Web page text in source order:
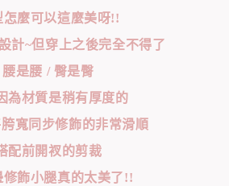
怎麼可以這麼美呀!!
計~但穿上之後完全不得了
腰是腰 / 臀是臀
為材質是稍有厚度的
寬同步修飾的非常滑順
配前開衩的剪裁
修飾小腿真的太美了!!